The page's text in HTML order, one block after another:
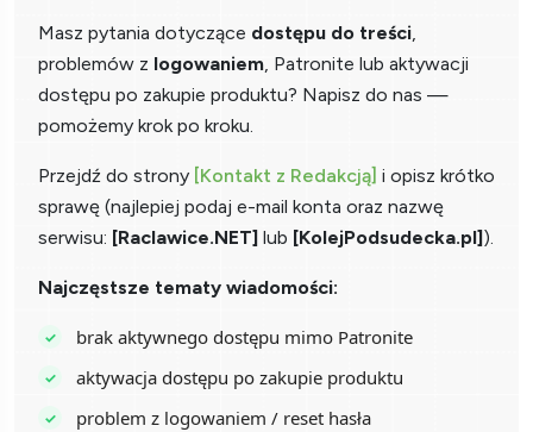
Masz pytania dotyczące dostępu do treści,
problemów z logowaniem, Patronite lub aktywacji
dostępu po zakupie produktu? Napisz do nas —
pomożemy krok po kroku.
Przejdź do strony [Kontakt z Redakcją] i opisz krótko
sprawę (najlepiej podaj e-mail konta oraz nazwę
serwisu: [Raclawice.NET] lub [KolejPodsudecka.pl] ).
Najczęstsze tematy wiadomości:
brak aktywnego dostępu mimo Patronite
aktywacja dostępu po zakupie produktu
problem z logowaniem / reset hasła